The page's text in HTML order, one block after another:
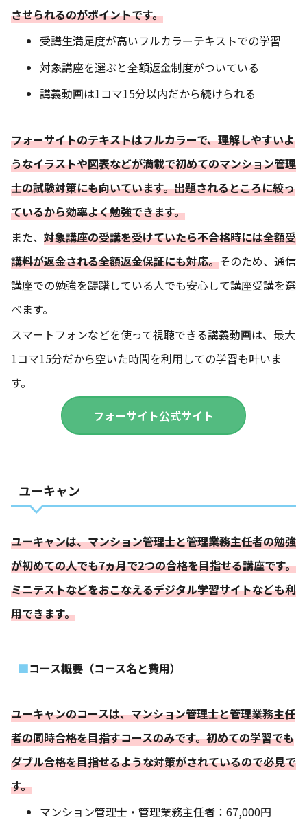
させられるのがポイントです。
受講生満足度が高いフルカラーテキストでの学習
対象講座を選ぶと全額返金制度がついている
講義動画は1コマ15分以内だから続けられる
フォーサイトのテキストはフルカラーで、理解しやすいよ
うなイラストや図表などが満載で初めてのマンション管理
士の試験対策にも向いています。出題されるところに絞っ
ているから効率よく勉強できます。
また、 対象講座の受講を受けていたら不合格時には全額受
講料が返金される全額返金保証にも対応。そのため、通信
講座での勉強を躊躇している人でも安心して講座受講を選
べます。
スマートフォンなどを使って視聴できる講義動画は、最大
1コマ15分だから空いた時間を利用しての学習も叶いま
す。
フォーサイト公式サイト
ユーキャン
ユーキャンは、マンション管理士と管理業務主任者の勉強
が初めての人でも7ヵ月で2つの合格を目指せる講座です。
ミニテストなどをおこなえるデジタル学習サイトなども利
用できます。
コース概要（コース名と費用）
ユーキャンのコースは、マンション管理士と管理業務主任
者の同時合格を目指すコースのみです。初めての学習でも
ダブル合格を目指せるような対策がされているので必見で
す。
マンション管理士・管理業務主任者：67,000円